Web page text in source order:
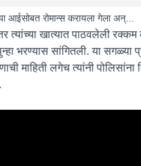
आईसोबत रोमान्स करायला गेला अन्...
त्यांच्या खात्यात पाठवलेली
भरण्यास सांगितली. या सगळ्या
माहिती लगेच त्यांनी पोलिसांना